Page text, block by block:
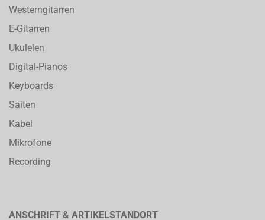
Westerngitarren
E-Gitarren
Ukulelen
Digital-Pianos
Keyboards
Saiten
Kabel
Mikrofone
Recording
ANSCHRIFT & ARTIKELSTANDORT